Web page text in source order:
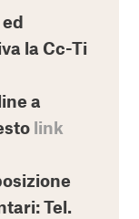
la Cc-Ti
a
link
Tel.